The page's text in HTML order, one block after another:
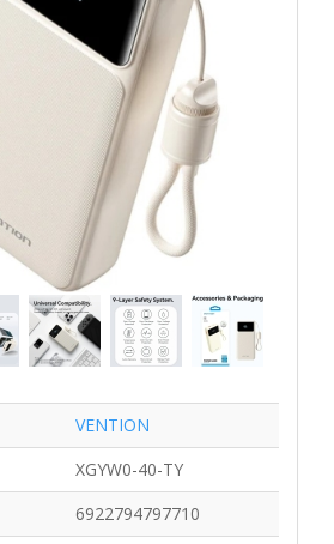
VENTION
XGYW0-40-TY
6922794797710